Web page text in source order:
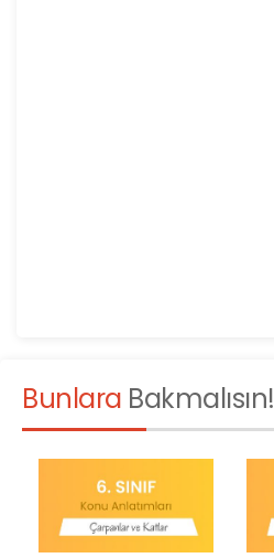
Bunlara Bakmalısın!